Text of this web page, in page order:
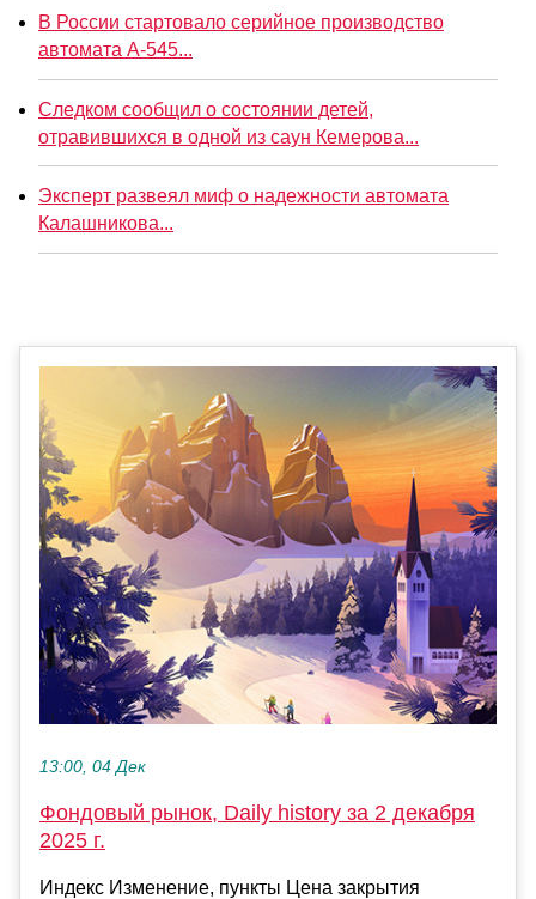
В России стартовало серийное производство
автомата А-545...
Следком сообщил о состоянии детей,
отравившихся в одной из саун Кемерова...
Эксперт развеял миф о надежности автомата
Калашникова...
13:00, 04 Дек
Фондовый рынок, Daily history за 2 декабря
2025 г.
Индекс Изменение, пункты Цена закрытия